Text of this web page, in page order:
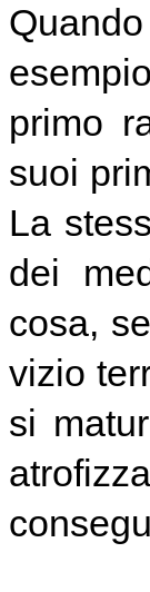
primo
suoi
La
dei
cosa,
vizio
si